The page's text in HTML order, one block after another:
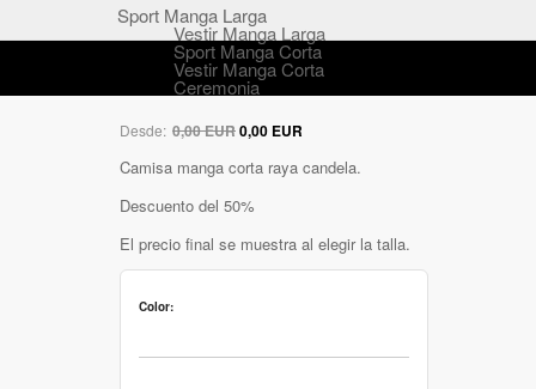
Sport Manga Larga
Vestir Manga Larga
Sport Manga Corta
Vestir Manga Corta
Ceremonia
Desde: 0,00 EUR0,00 EUR
Camisa manga corta raya candela.
Descuento del 50%
El precio final se muestra al elegir la talla.
Color: